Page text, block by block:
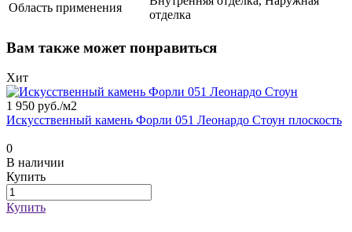
Область применения
отделка
Вам также может понравиться
Хит
1 950 руб./м2
Искусственный камень Форли 051 Леонардо Стоун плоскость
0
В наличии
Купить
Купить